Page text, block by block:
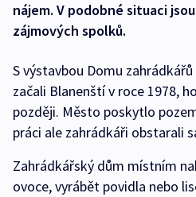
nájem. V podobné situaci
zájmových spolků.
S výstavbou Domu
začali Blanenští v roce 1978,
později. Město poskytlo
práci ale zahrádkáři obstarali
Zahrádkářský dům místním
ovoce, vyrábět povidla nebo